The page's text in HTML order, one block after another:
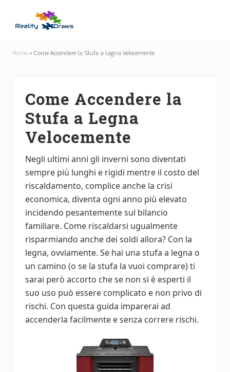
Utili
Home » Come Accendere la Stufa a Legna Velocemente
Come Accendere la
Stufa a Legna
Velocemente
Negli ultimi anni gli inverni sono diventati
sempre più lunghi e rigidi mentre il costo del
riscaldamento, complice anche la crisi
economica, diventa ogni anno più elevato
incidendo pesantemente sul bilancio
familiare. Come riscaldarsi ugualmente
risparmiando anche dei soldi allora? Con la
legna, ovviamente. Se hai una stufa a legna o
un camino (o se la stufa la vuoi comprare) ti
sarai però accorto che se non si è esperti il
suo uso può essere complicato e non privo di
rischi. Con questa guida imparerai ad
accenderla facilmente e senza correre rischi.